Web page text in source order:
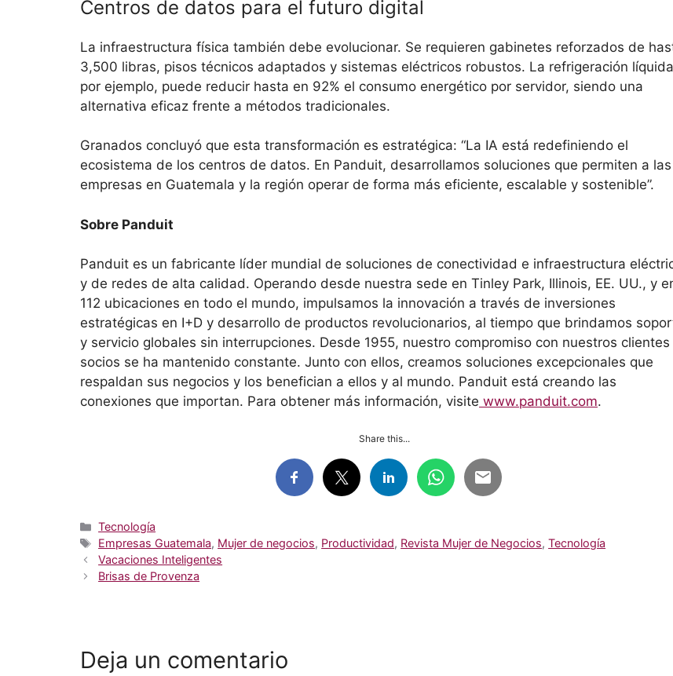
Centros de datos para el futuro digital
La infraestructura física también debe evolucionar. Se requieren gabinetes reforzados de
3,500 libras, pisos técnicos adaptados y sistemas eléctricos robustos. La refrigeración
por ejemplo, puede reducir hasta en 92% el consumo energético por servidor, siendo una
alternativa eficaz frente a métodos tradicionales.
Granados concluyó que esta transformación es estratégica: “La IA está redefiniendo el
ecosistema de los centros de datos. En Panduit, desarrollamos soluciones que permiten a las
empresas en Guatemala y la región operar de forma más eficiente, escalable y sostenible”.
Sobre Panduit
Panduit es un fabricante líder mundial de soluciones de conectividad e infraestructura
y de redes de alta calidad. Operando desde nuestra sede en Tinley Park, Illinois, EE. UU., y
112 ubicaciones en todo el mundo, impulsamos la innovación a través de inversiones
estratégicas en I+D y desarrollo de productos revolucionarios, al tiempo que brindamos
y servicio globales sin interrupciones. Desde 1955, nuestro compromiso con nuestros clientes
socios se ha mantenido constante. Junto con ellos, creamos soluciones excepcionales que
respaldan sus negocios y los benefician a ellos y al mundo. Panduit está creando las
conexiones que importan. Para obtener más información, visite www.panduit.com.
Share this...
Categorías
Tecnología
Etiquetas
Empresas Guatemala, Mujer de negocios, Productividad, Revista Mujer de Negocios,Tecnología
Vacaciones Inteligentes
Brisas de Provenza
Deja un comentario